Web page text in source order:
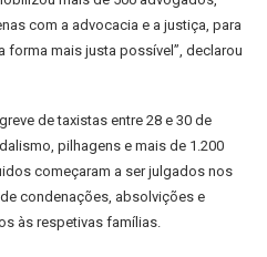
com a advocacia e a justiça, para
mais justa possível”, declarou
de taxistas entre 28 e 30 de
pilhagens e mais de 1.200
começaram a ser julgados nos
condenações, absolvições e
às respetivas famílias.